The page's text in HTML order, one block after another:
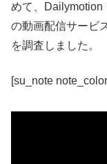
めて、Dailymotion
の動画配信サービ
を調査しました。
[su_note